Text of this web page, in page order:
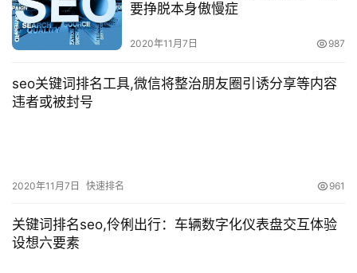
要挣脱本身傲慢症
2020年11月7日 987
seo关键词排名工具,微信将整治朋友圈引诱分享等内容
违者或被封号
2020年11月7日 快速排名 961
关键词排名seo,伶俐出行：车辆数字化仪表盘交互体验
设想六要素